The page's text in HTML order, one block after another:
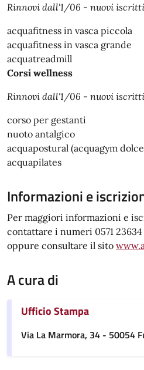
Rinnovi dall'1/06 - nuovi
acquafitness in vasca piccola
acquafitness in vasca grande
acquatreadmill
Corsi wellness
Rinnovi dall'1/06 - nuovi
corso per gestanti
nuoto antalgico
acquapostural (acquagym
acquapilates
Informazioni e
Per maggiori informazioni e
contattare i numeri 0571 23634
oppure consultare il sito
A cura di
Ufficio Stampa
Via La Marmora, 34 - 50054